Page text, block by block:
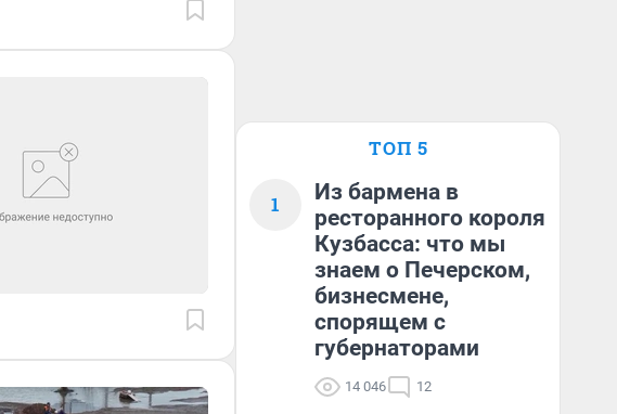
ТОП 5
1
Из бармена в
ресторанного короля
Кузбасса: что мы
знаем о Печерском,
бизнесмене,
спорящем с
губернаторами
14 046 12